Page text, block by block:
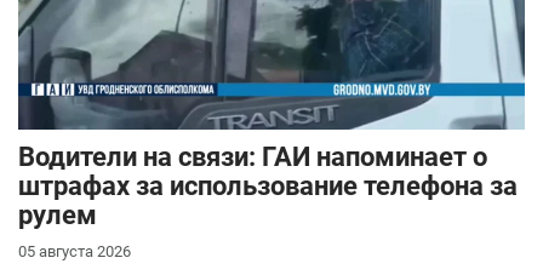
Водители на связи: ГАИ напоминает о
штрафах за использование телефона за
рулем
05 августа 2026